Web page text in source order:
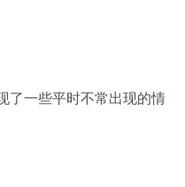
了一些平时不常出现的情